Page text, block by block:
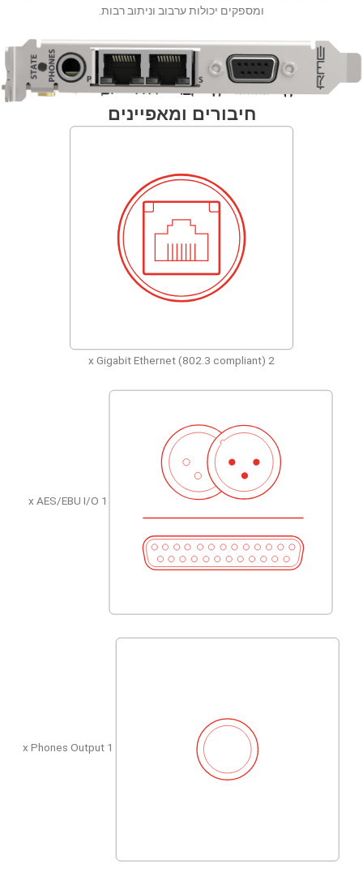
ומספקים יכולות ערבוב וניתוב רבות.
חיבורים ומאפיינים
2 x Gigabit Ethernet (802.3 compliant)
1 x AES/EBU I/O
1 x Phones Output